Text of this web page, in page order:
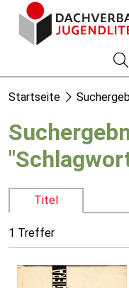
Startseite
Titel
1 Treffer